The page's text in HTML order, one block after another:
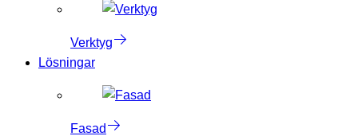
Verktyg
Lösningar
Fasad